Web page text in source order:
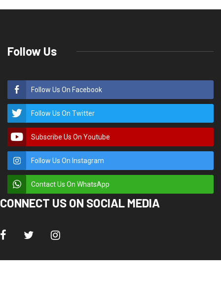
Follow Us
Follow Us On Facebook
Follow Us On Twitter
Subscribe Us On Youtube
Follow Us On Instagram
Contact Us On WhatsApp
CONNECT US ON SOCIAL MEDIA